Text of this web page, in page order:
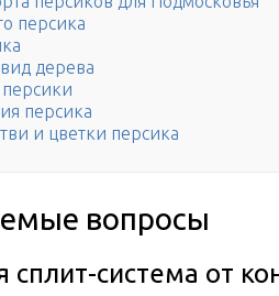
персика
дерева
персики
персика
и цветки персика
вопросы
сплит-система от